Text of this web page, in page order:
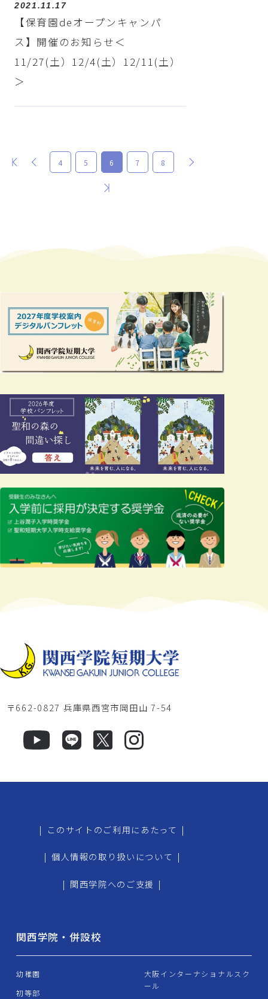
2021.11.17
【保育園deオープンキャンパ
ス】開催のお知らせ＜
11/27(土）12/4(土）12/11(土）
＞
最初 前 4 5 6 7 8
最後
〒662-0827 兵庫県西宮市岡田山 7-54
| このサイトのご利用にあたって |
| 個人情報の取り扱いについて |
| 関西学院へのご支援 |
関西学院・併設校
幼稚園
初等部
大阪インターナショナルスク
ール